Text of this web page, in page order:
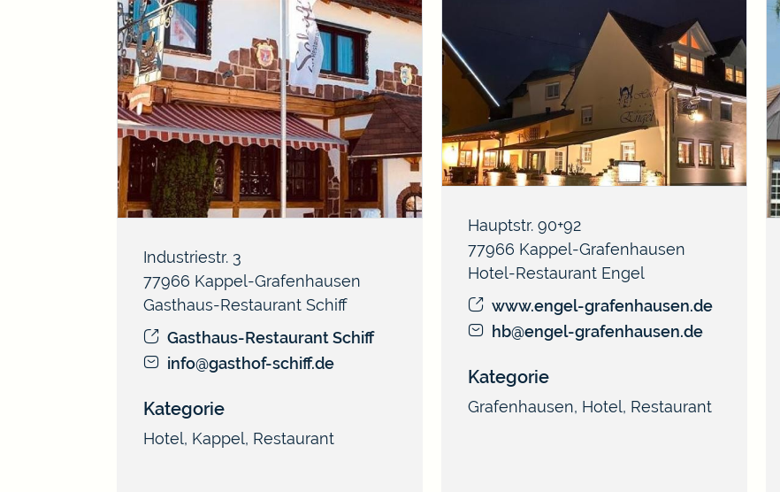
Gasthaus-Restaurant Schiff
Industriestr. 3
77966 Kappel-Grafenhausen
Gasthaus-Restaurant Schiff
info@gasthof-schiff.de
Kategorie
Hotel, Kappel, Restaurant
Hotel-Restaurant Engel
Hauptstr. 90+92
77966 Kappel-Grafenhausen
www.engel-grafenhausen.de
hb@engel-grafenhausen.de
Kategorie
Grafenhausen, Hotel, Restaurant